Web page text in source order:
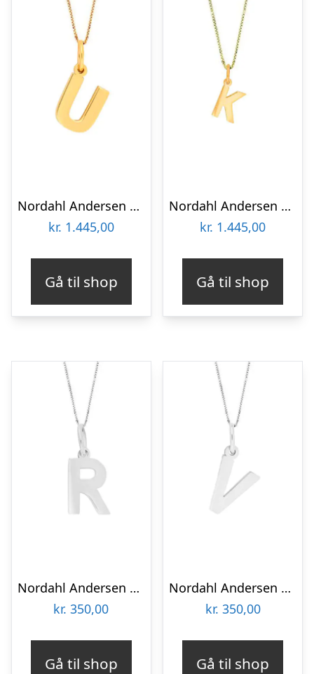
Nordahl Andersen 14 kt bogstav U
kr. 1.445,00
Gå til shop
Nordahl Andersen 14 kt bogstav K
kr. 1.445,00
Gå til shop
Nordahl Andersen sølv bogstav R
kr. 350,00
Gå til shop
Nordahl Andersen sølv bogstav V
kr. 350,00
Gå til shop